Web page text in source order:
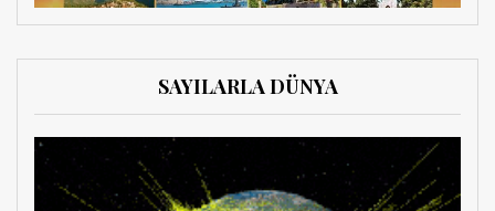
SAYILARLA DÜNYA